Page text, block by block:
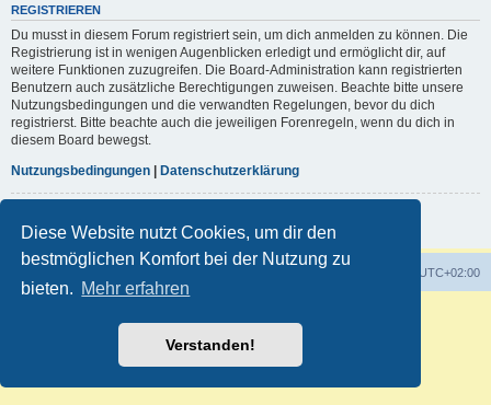
Diese Website nutzt Cookies, um dir den
bestmöglichen Komfort bei der Nutzung zu
bieten. Mehr erfahren
Verstanden!
REGISTRIEREN
Du musst in diesem Forum registriert sein, um dich anmelden zu können. Die
Registrierung ist in wenigen Augenblicken erledigt und ermöglicht dir, auf
weitere Funktionen zuzugreifen. Die Board-Administration kann registrierten
Benutzern auch zusätzliche Berechtigungen zuweisen. Beachte bitte unsere
Nutzungsbedingungen und die verwandten Regelungen, bevor du dich
registrierst. Bitte beachte auch die jeweiligen Forenregeln, wenn du dich in
diesem Board bewegst.
Nutzungsbedingungen
Datenschutzerklärung
UTC+02:00
Customized by